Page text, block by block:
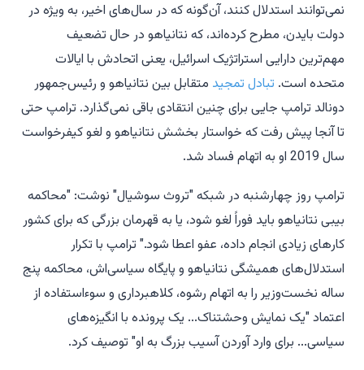
نمی‌توانند استدلال کنند، آن‌گونه که در سال‌های اخیر، به ویژه در
دولت بایدن، مطرح کرده‌اند، که نتانیاهو در حال تضعیف
مهم‌ترین دارایی استراتژیک اسرائیل، یعنی اتحادش با ایالات
متحده است. تبادل تمجید متقابل بین نتانیاهو و رئیس‌جمهور
دونالد ترامپ جایی برای چنین انتقادی باقی نمی‌گذارد. ترامپ حتی
تا آنجا پیش رفت که خواستار بخشش نتانیاهو و لغو کیفرخواست
سال 2019 او به اتهام فساد شد.
ترامپ روز چهارشنبه در شبکه "تروث سوشیال" نوشت: "محاکمه
بیبی نتانیاهو باید فوراً لغو شود، یا به قهرمان بزرگی که برای کشور
کارهای زیادی انجام داده، عفو اعطا شود." ترامپ با تکرار
استدلال‌های همیشگی نتانیاهو و پایگاه سیاسی‌اش، محاکمه پنج
ساله نخست‌وزیر را به اتهام رشوه، کلاهبرداری و سوءاستفاده از
اعتماد "یک نمایش وحشتناک... یک پرونده با انگیزه‌های
سیاسی... برای وارد آوردن آسیب بزرگ به او" توصیف کرد.